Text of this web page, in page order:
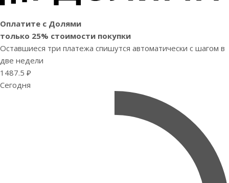
Оплатите с Долями
только 25% стоимости покупки
Оставшиеся три платежа спишутся автоматически с шагом в
две недели
1487.5 ₽
Сегодня